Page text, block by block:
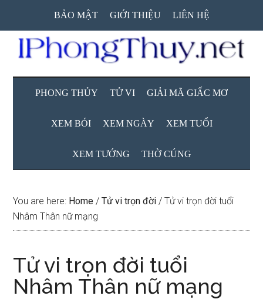
main
content
secondary
menu
primary
sidebar
BẢO MẬT GIỚI THIỆU LIÊN HỆ
PHONG THỦY TỬ VI GIẢI MÃ GIẤC MƠ
XEM BÓI XEM NGÀY XEM TUỔI
XEM TƯỚNG THỜ CÚNG
You are here: Home / Tử vi trọn đời / Tử vi trọn đời tuổi
Nhâm Thân nữ mạng
Tử vi trọn đời tuổi
Nhâm Thân nữ mạng